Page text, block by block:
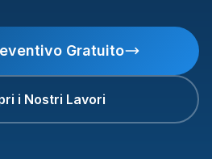
Gratuito
i Nostri Lavori